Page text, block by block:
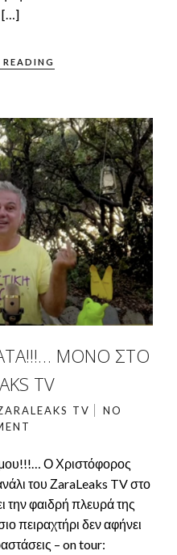
[…]
ΜΌΝΟ ΣΤΟ
TV
TV
NO
Ο Χριστόφορος
του ΖaraLeaks TV στο
την φαιδρή πλευρά της
πειραχτήρι δεν αφήνει
– on tour: